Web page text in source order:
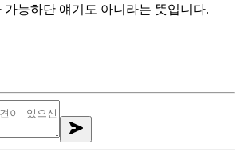
가능하단 얘기도 아니라는 뜻입니다.